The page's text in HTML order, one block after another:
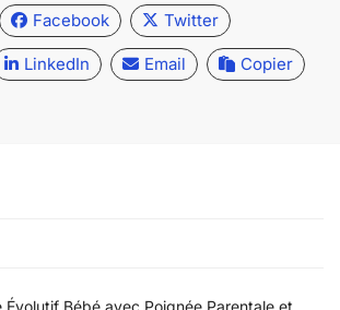
Facebook Twitter
LinkedIn Email Copier